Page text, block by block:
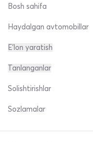
Bosh sahifa
Haydalgan avtomobillar
E'lon yaratish
Tanlanganlar
Solishtirishlar
Sozlamalar